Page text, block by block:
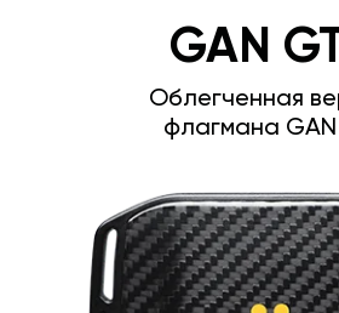
GAN
Облегченная
флагмана GAN